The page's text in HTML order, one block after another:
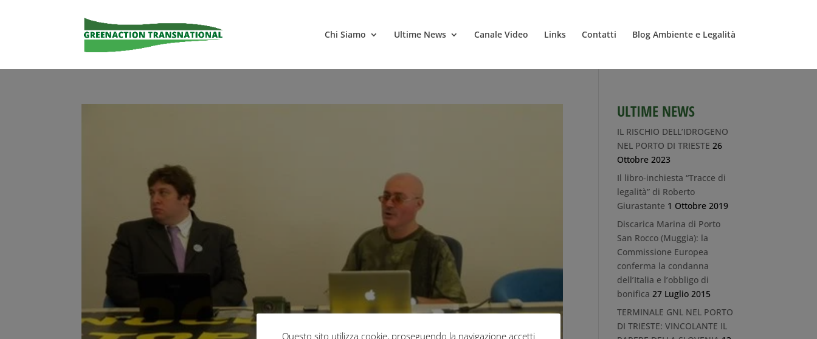
Chi Siamo Ultime News Canale Video Links Contatti Blog Ambiente e Legalità
ULTIME NEWS
IL RISCHIO DELL’IDROGENO
NEL PORTO DI TRIESTE 26
Ottobre 2023
Il libro-inchiesta “Tracce di
legalità” di Roberto
Giurastante 1 Ottobre 2019
Discarica Marina di Porto
San Rocco (Muggia): la
Commissione Europea
conferma la condanna
dell’Italia e l’obbligo di
bonifica 27 Luglio 2015
TERMINALE GNL NEL PORTO
DI TRIESTE: VINCOLANTE IL
Questo sito utilizza cookie, proseguendo la navigazione accetti